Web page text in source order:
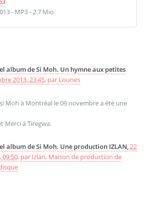
- MP3- 2.7 Mio
album de Si Moh. Un hymne aux petites
2013, 23:45, par Lounes
Moh à Montréal le 09 novembre a été une
Merci à Tiregwa.
album de Si Moh. Une production IZLAN,22
09:50, par Izlan, Maison de production de